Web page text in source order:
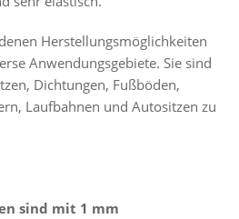
Herstellungsmöglichkeiten
Anwendungsgebiete. Sie sind
Dichtungen, Fußböden,
Laufbahnen und Autositzen zu
sind mit 1 mm